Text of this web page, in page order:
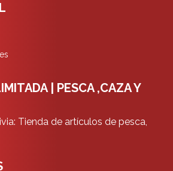
| PESCA ,CAZA Y
Tienda de artículos de pesca,